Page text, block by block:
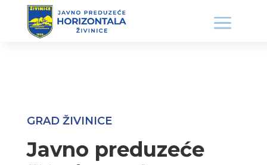
GRAD ŽIVINICE
Javno preduzeće